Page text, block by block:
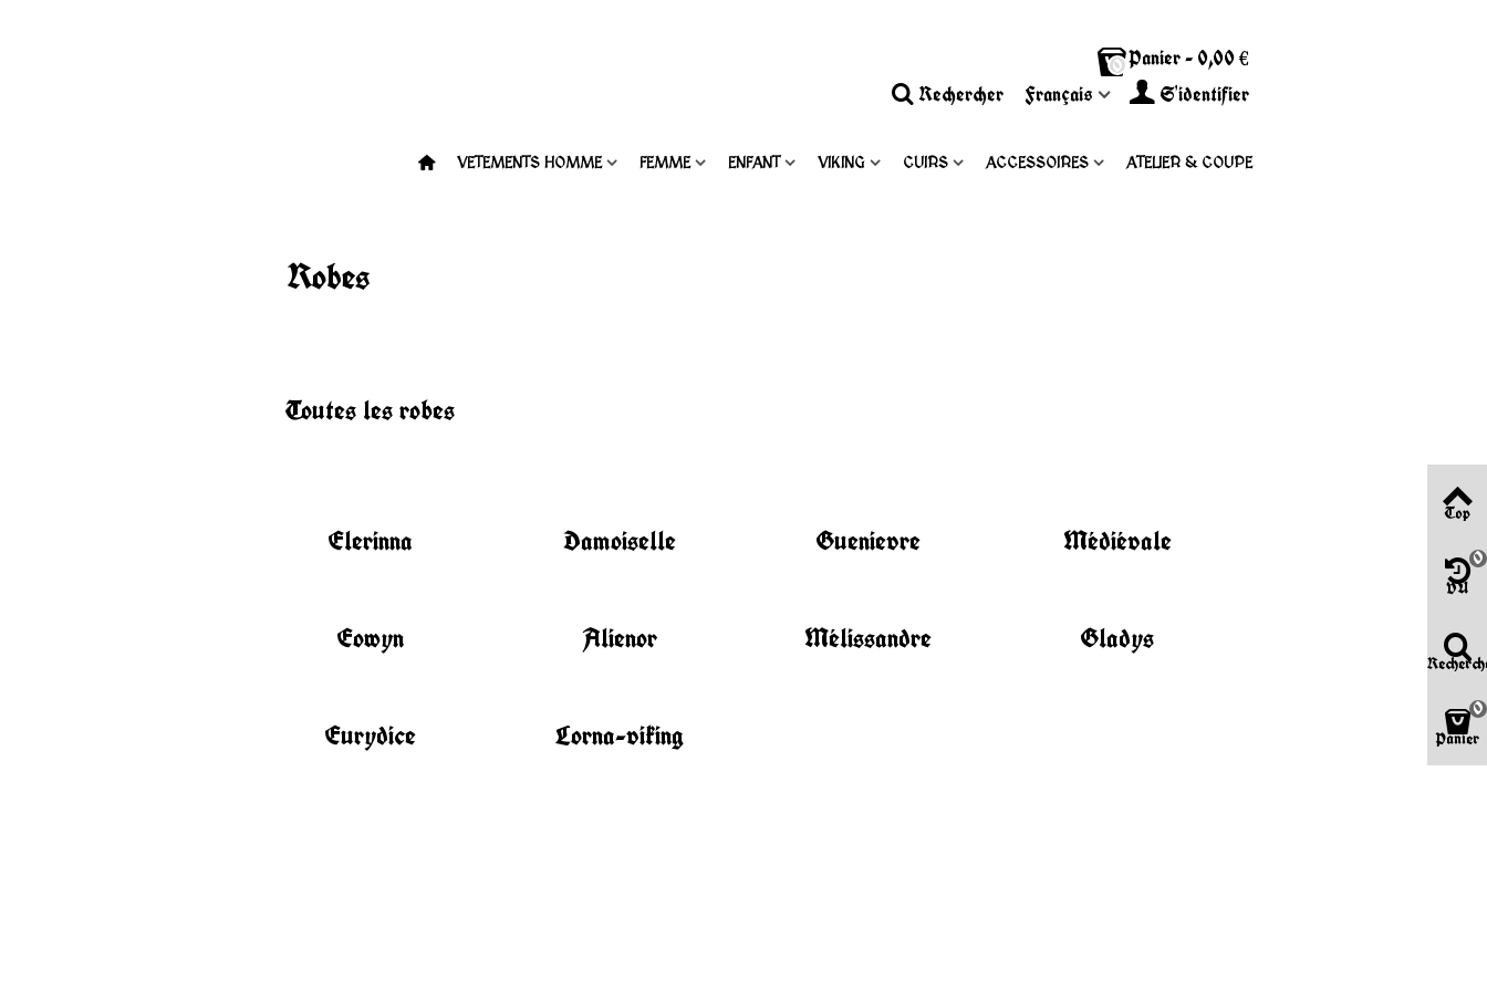
0 Panier- 0,00 €
S'identifier
Français
Rechercher
VETEMENTS HOMME FEMME ENFANT VIKING CUIRS ACCESSOIRES ATELIER & COUPE
Robes
Toutes les robes
Elerinna Damoiselle Guenievre Médiévale
Eowyn Alienor Mélissandre Gladys
Eurydice Lorna-viking
Top
VU
0
Panier
0